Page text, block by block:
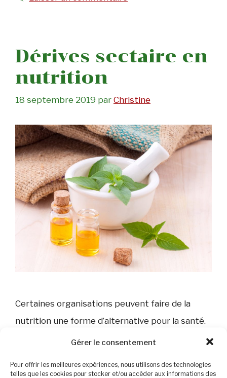
Gérer le consentement
Pour offrir les meilleures expériences, nous utilisons des technologies
telles que les cookies pour stocker et/ou accéder aux informations des
Dérives sectaire en
nutrition
18 septembre 2019 par Christine
Certaines organisations peuvent faire de la
nutrition une forme d’alternative pour la santé.
La quête de la pureté ou du bien-être,
souvent utilisée comme moyen d’attirer de